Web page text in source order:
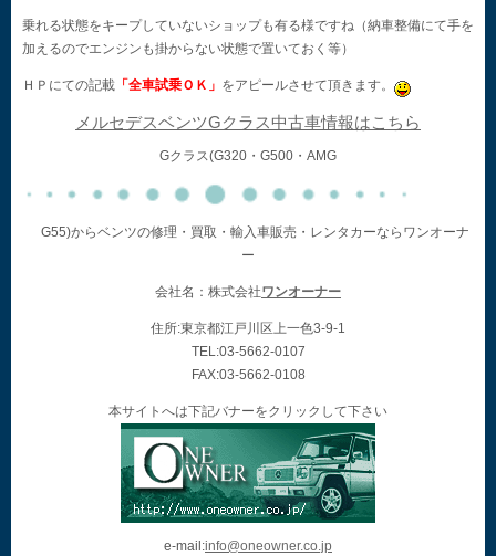
乗れる状態をキープしていないショップも有る様ですね（納車整備にて手を
加えるのでエンジンも掛からない状態で置いておく等）
ＨＰにての記載 「全車試乗ＯＫ」 をアピールさせて頂きます。
メルセデスベンツGクラス中古車情報はこちら
Gクラス(G320・G500・AMG
G55)からベンツの修理・買取・輸入車販売・レンタカーならワンオーナ
ー
会社名：株式会社ワンオーナー
住所:東京都江戸川区上一色3-9-1
TEL:03-5662-0107
FAX:03-5662-0108
本サイトへは下記バナーをクリックして下さい
e-mail:info@oneowner.co.jp